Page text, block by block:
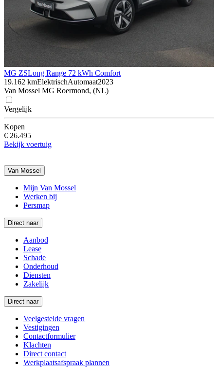
MG ZSLong Range 72 kWh Comfort
19.162 kmElektrischAutomaat2023
Van Mossel MG Roermond, (NL)
Vergelijk
Kopen
€ 26.495
Bekijk voertuig
Van Mossel
Mijn Van Mossel
Werken bij
Persmap
Direct naar
Aanbod
Lease
Schade
Onderhoud
Diensten
Zakelijk
Direct naar
Veelgestelde vragen
Vestigingen
Contactformulier
Klachten
Direct contact
Werkplaatsafspraak plannen